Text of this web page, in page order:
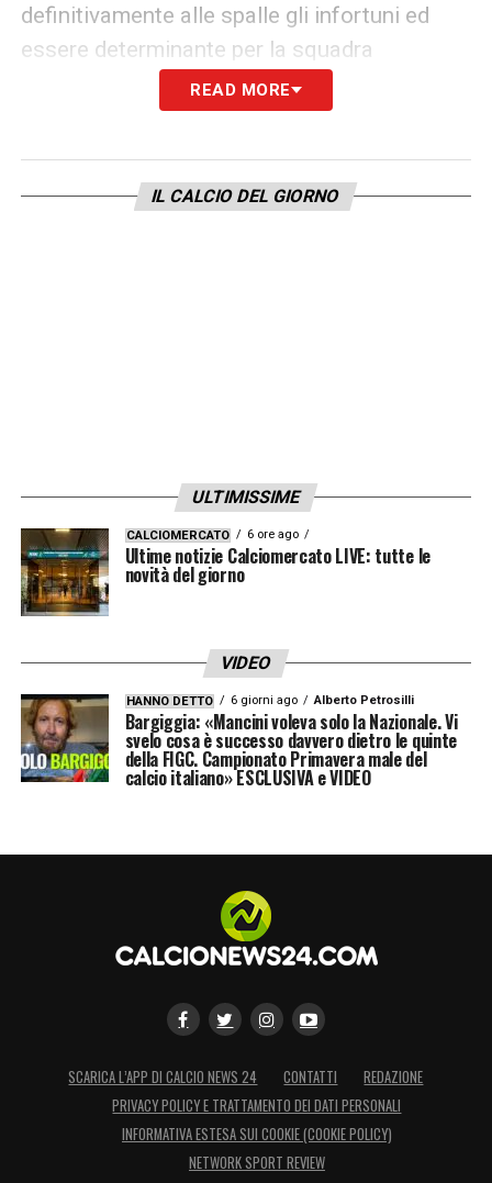
definitivamente alle spalle gli infortuni ed
essere determinante per la squadra
campione d’Italia.
interessata a Sensi, anche se
LA PLAYLIST DELLE NOSTRE TOP NEWS
READ MORE
IL CALCIO DEL GIORNO
ULTIMISSIME
CALCIOMERCATO 6 ore ago
Ultime notizie Calciomercato LIVE: tutte le
novità del giorno
VIDEO
HANNO DETTO 6 giorni ago Alberto Petrosilli
Bargiggia: «Mancini voleva solo la Nazionale. Vi
svelo cosa è successo davvero dietro le quinte
della FIGC. Campionato Primavera male del
calcio italiano» ESCLUSIVA e VIDEO
SCARICA L’APP DI CALCIO NEWS 24 CONTATTI
REDAZIONE
PRIVACY POLICY E TRATTAMENTO DEI DATI PERSONALI
INFORMATIVA ESTESA SUI COOKIE (COOKIE POLICY)
NETWORK SPORT REVIEW